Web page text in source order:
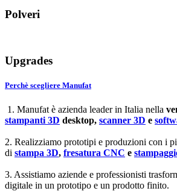
Polveri
Upgrades
Perchè scegliere Manufat
1. Manufat è azienda leader in Italia nella
stampanti 3D desktop, scanner 3D e
2. Realizziamo prototipi e produzioni con i
di stampa 3D, fresatura CNC e
3. Assistiamo aziende e professionisti
digitale in un prototipo e un prodotto finito.